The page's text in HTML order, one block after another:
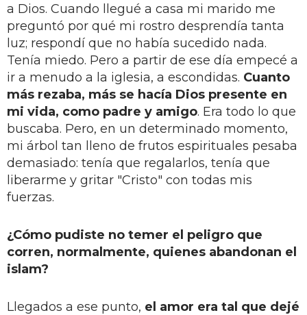
a Dios. Cuando llegué a casa mi marido me
preguntó por qué mi rostro desprendía tanta
luz; respondí que no había sucedido nada.
Tenía miedo. Pero a partir de ese día empecé a
ir a menudo a la iglesia, a escondidas. Cuanto
más rezaba, más se hacía Dios presente en
mi vida, como padre y amigo. Era todo lo que
buscaba. Pero, en un determinado momento,
mi árbol tan lleno de frutos espirituales pesaba
demasiado: tenía que regalarlos, tenía que
liberarme y gritar "Cristo" con todas mis
fuerzas.
¿Cómo pudiste no temer el peligro que
corren, normalmente, quienes abandonan el
islam?
Llegados a ese punto, el amor era tal que dejé